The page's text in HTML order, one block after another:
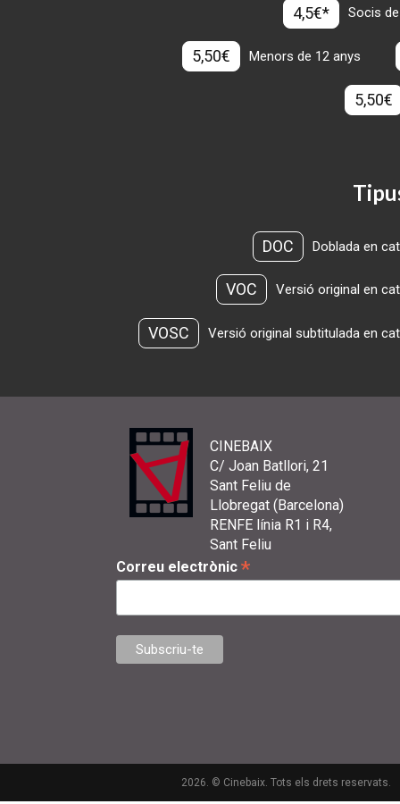
4,5€* Socis
5,50€ Menors de 12 anys
5,50€
DOC Doblada en
VOC Versió original en
VOSC Versió original subtitulada en
CINEBAIX
C/ Joan Batllori, 21
Sant Feliu de
Llobregat (Barcelona)
RENFE línia R1 i R4,
Sant Feliu
Correu electrònic *
2026. © Cinebaix. Tots els drets reservats.